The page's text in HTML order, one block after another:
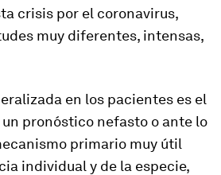
crisis por el coronavirus,
muy diferentes, intensas,
en los pacientes es el
pronóstico nefasto o ante lo
primario muy útil
individual y de la especie,